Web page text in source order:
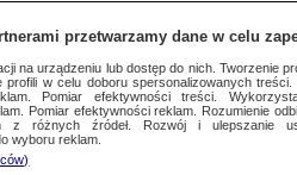
przetwarzamy dane w celu
na urządzeniu lub dostęp do nich. Tworzenie
profili w celu doboru spersonalizowanych
Pomiar efektywności treści.
Pomiar efektywności reklam. Rozumienie
z różnych źródeł. Rozwój i ulepszanie
wyboru reklam.